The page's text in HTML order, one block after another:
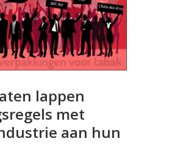
lappen
met
aan hun